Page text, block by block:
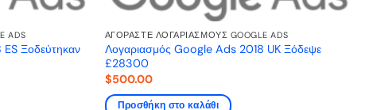
ADS
Ξοδεύτηκαν
ΑΓΟΡΆΣΤΕ ΛΟΓΑΡΙΑΣΜΟΎΣ GOOGLE ADS
Λογαριασμός Google Ads 2018 UK Ξόδεψε
£28300
$500.00
Προσθήκη στο καλάθι